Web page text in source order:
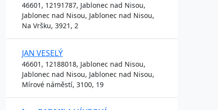
46601, 12191787, Jablonec nad Nisou,
Jablonec nad Nisou, Jablonec nad Nisou,
Na Vršku, 3921, 2
JAN VESELÝ
46601, 12188018, Jablonec nad Nisou,
Jablonec nad Nisou, Jablonec nad Nisou,
Mírové náměstí, 3100, 19